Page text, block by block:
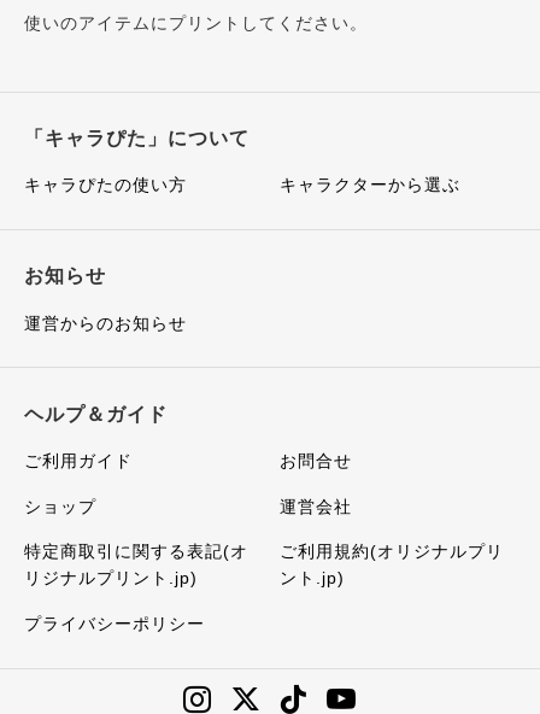
使いのアイテムにプリントしてください。
「キャラぴた」について
キャラぴたの使い方 キャラクターから選ぶ
お知らせ
運営からのお知らせ
ヘルプ＆ガイド
ご利用ガイド お問合せ
ショップ 運営会社
特定商取引に関する表記(オ
リジナルプリント.jp)
ご利用規約(オリジナルプリ
ント.jp)
プライバシーポリシー